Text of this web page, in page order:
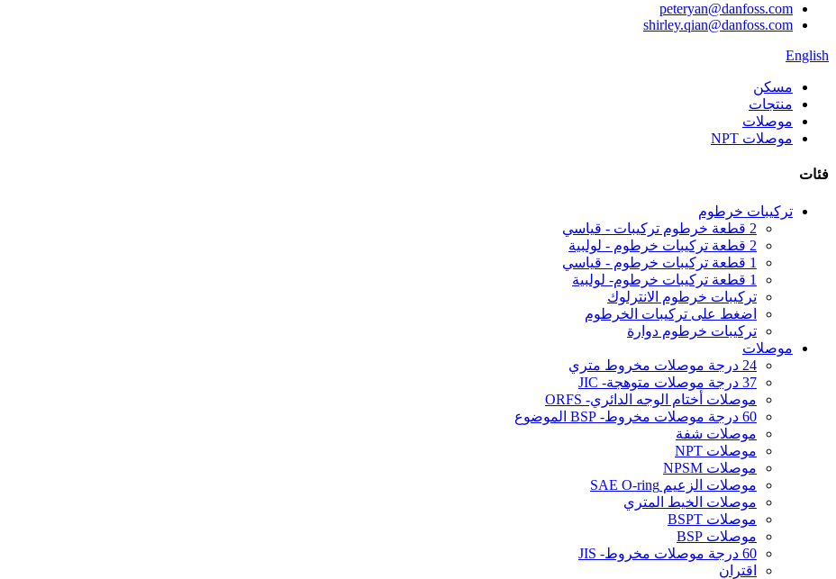
peteryan@danfoss.com
shirley.qian@danfoss.com
English
مسكن
منتجات
موصلات
موصلات NPT
فئات
تركيبات خرطوم
2 قطعة خرطوم تركيبات - قياسي
2 قطعة تركيبات خرطوم - لولبية
1 قطعة تركيبات خرطوم - قياسي
1 قطعة تركيبات خرطوم- لولبية
تركيبات خرطوم الانترلوك
اضغط على تركيبات الخرطوم
تركيبات خرطوم دوارة
موصلات
24 درجة موصلات مخروط متري
37 درجة موصلات متوهجة- JIC
موصلات أختام الوجه الدائري- ORFS
60 درجة موصلات مخروط- BSP الموضوع
موصلات شفة
موصلات NPT
موصلات NPSM
موصلات الزعيم SAE O-ring
موصلات الخيط المتري
موصلات BSPT
موصلات BSP
60 درجة موصلات مخروط- JIS
اقتران